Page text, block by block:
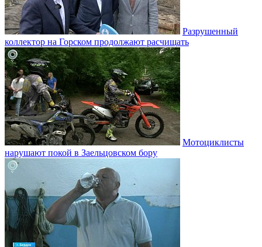
Разрушенный
коллектор на Горском продолжают расчищать
Мотоциклисты
нарушают покой в Заельцовском бору